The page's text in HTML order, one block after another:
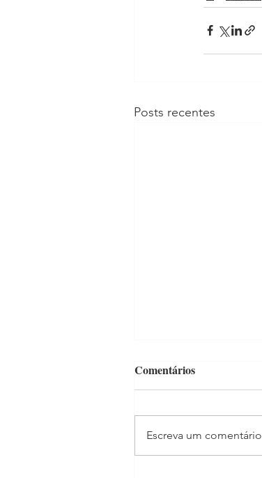
Posts recentes
Comentários
Escreva um comentário